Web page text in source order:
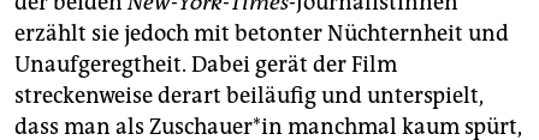
erzählt sie jedoch mit betonter Nüchternheit und
Unaufgeregtheit. Dabei gerät der Film
streckenweise derart beiläufig und unterspielt,
dass man als Zu­schaue­r*in manchmal kaum spürt,